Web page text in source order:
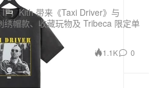
，Kith 带来《Taxi Driver》与
帽款、收藏玩物及 Tribeca 限定单
1.1K 0